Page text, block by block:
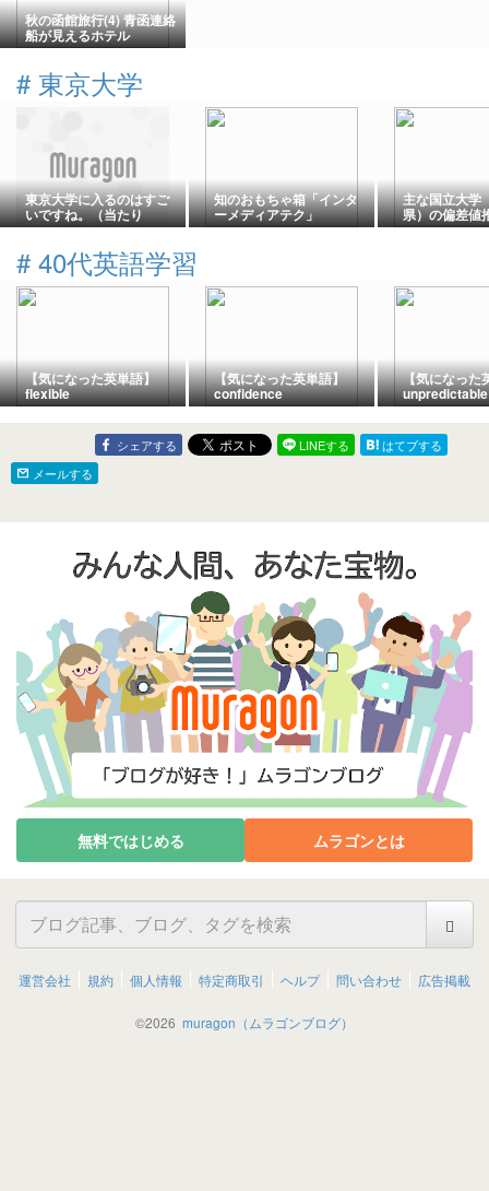
秋の函館旅行(4) 青函連絡
船が見えるホテル
# 東京大学
東京大学に入るのはすご
いですね。（当たり
前？！）
知のおもちゃ箱「インタ
ーメディアテク」
主な国立大学
県）の偏差値
2026年度
# 40代英語学習
【気になった英単語】
flexible
【気になった英単語】
confidence
【気になった
unpredictable
シェアする LINEする
はてブする
メールする
無料ではじめる ムラゴンとは
運営会社 規約 個人情報 特定商取引 ヘルプ 問い合わせ 広告掲載
©2026 muragon（ムラゴンブログ）